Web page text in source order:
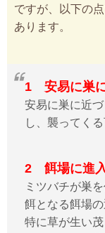
ですが、以下の
あります。
1 安易に巣
安易に巣に近
し、襲ってく
2 餌場に進
ミツバチが巣
餌となる餌場の
特に草が生い